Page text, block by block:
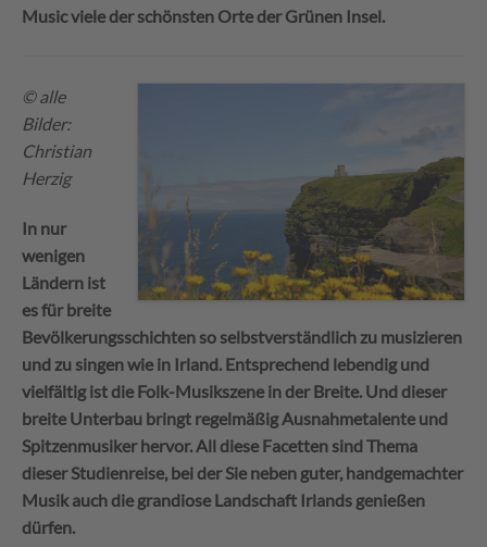
Music viele der schönsten Orte der Grünen Insel.
© alle
Bilder:
Christian
Herzig
In nur
wenigen
Ländern ist
es für breite
Bevölkerungsschichten so selbstverständlich zu musizieren
und zu singen wie in Irland. Entsprechend lebendig und
vielfältig ist die Folk-Musikszene in der Breite. Und dieser
breite Unterbau bringt regelmäßig Ausnahmetalente und
Spitzenmusiker hervor. All diese Facetten sind Thema
dieser Studienreise, bei der Sie neben guter, handgemachter
Musik auch die grandiose Landschaft Irlands genießen
dürfen.